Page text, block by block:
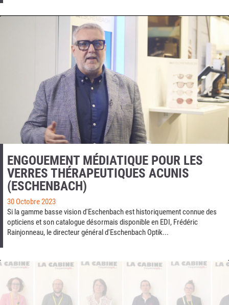
ENGOUEMENT MÉDIATIQUE POUR LES
VERRES THÉRAPEUTIQUES ACUNIS
(ESCHENBACH)
30 Octobre 2023
Si la gamme basse vision d'Eschenbach est historiquement connue des
opticiens et son catalogue désormais disponible en EDI, Frédéric
Rainjonneau, le directeur général d'Eschenbach Optik...